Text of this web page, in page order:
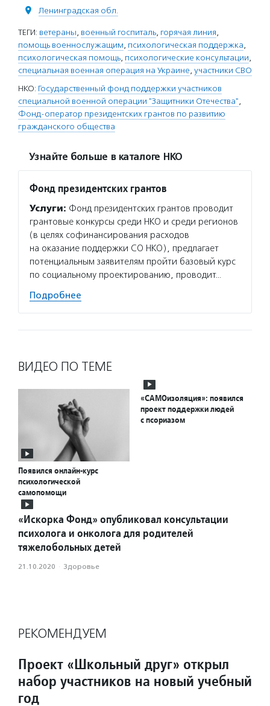
Ленинградская обл.
ТЕГИ: ветераны, военный госпиталь, горячая линия,
помощь военнослужащим, психологическая поддержка,
психологическая помощь, психологические консультации,
специальная военная операция на Украине, участники СВО
НКО: Государственный фонд поддержки участников
специальной военной операции "Защитники Отечества",
Фонд-оператор президентских грантов по развитию
гражданского общества
Узнайте больше в каталоге НКО
Фонд президентских грантов
Услуги: Фонд президентских грантов проводит
грантовые конкурсы среди НКО и среди регионов
(в целях софинансирования расходов
на оказание поддержки СО НКО), предлагает
потенциальным заявителям пройти базовый курс
по социальному проектированию, проводит…
Подробнее
ВИДЕО ПО ТЕМЕ
Появился онлайн-курс
психологической
самопомощи
«САМОизоляция»: появился
проект поддержки людей
с псориазом
«Искорка Фонд» опубликовал консультации
психолога и онколога для родителей
тяжелобольных детей
21.10.2020 · Здоровье
РЕКОМЕНДУЕМ
Проект «Школьный друг» открыл
набор участников на новый учебный
год